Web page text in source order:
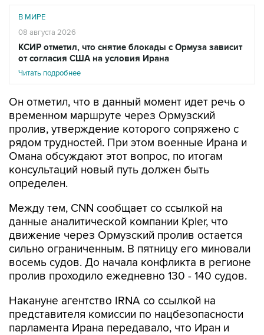
В МИРЕ
08 августа 2026
КСИР отметил, что снятие блокады с Ормуза зависит
от согласия США на условия Ирана
Читать подробнее
Он отметил, что в данный момент идет речь о
временном маршруте через Ормузский
пролив, утверждение которого сопряжено с
рядом трудностей. При этом военные Ирана и
Омана обсуждают этот вопрос, по итогам
консультаций новый путь должен быть
определен.
Между тем, CNN сообщает со ссылкой на
данные аналитической компании Kpler, что
движение через Ормузский пролив остается
сильно ограниченным. В пятницу его миновали
восемь судов. До начала конфликта в регионе
пролив проходило ежедневно 130 - 140 судов.
Накануне агентство IRNA со ссылкой на
представителя комиссии по нацбезопасности
парламента Ирана передавало, что Иран и